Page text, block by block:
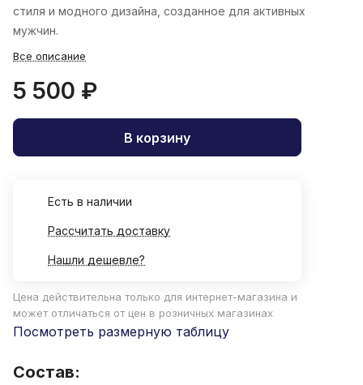
стиля и модного дизайна, созданное для активных
мужчин.
Все описание
5 500 ₽
В корзину
Есть в наличии
Рассчитать доставку
Нашли дешевле?
Цена действительна только для интернет-магазина и
может отличаться от цен в розничных магазинах
Посмотреть размерную таблицу
Состав: